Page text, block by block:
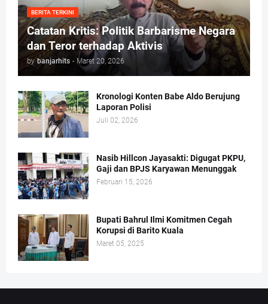
BERITA TERKINI
Catatan Kritis: Politik Barbarisme Negara
dan Teror terhadap Aktivis
by banjarhits - Maret 20, 2026
Kronologi Konten Babe Aldo Berujung
Laporan Polisi
Juli 02, 2026
Nasib Hillcon Jayasakti: Digugat PKPU,
Gaji dan BPJS Karyawan Menunggak
Februari 15, 2026
Bupati Bahrul Ilmi Komitmen Cegah
Korupsi di Barito Kuala
Maret 05, 2025